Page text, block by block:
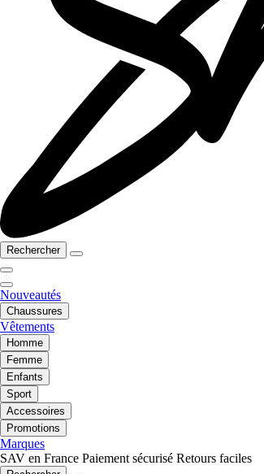
Rechercher
Nouveautés
Chaussures
Vêtements
Homme
Femme
Enfants
Sport
Accessoires
Promotions
Marques
SAV en France Paiement sécurisé Retours faciles